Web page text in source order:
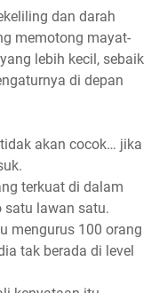
dan darah
memotong mayat-
lebih kecil, sebaik
di depan
akan cocok… jika
terkuat di dalam
satu lawan satu.
mengurus 100 orang
tak berada di level